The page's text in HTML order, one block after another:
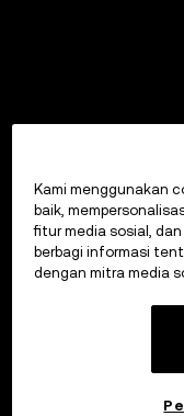
Kami menggunakan
baik,
fitur media sosial,
berbagi informasi
dengan mitra media